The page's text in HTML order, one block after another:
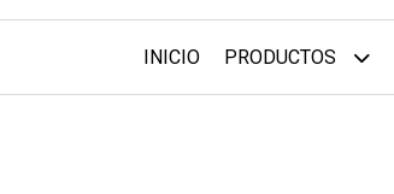
INICIO PRODUCTOS